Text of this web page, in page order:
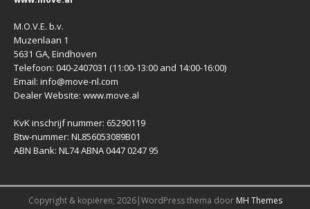
M.O.V.E. b.v.
Muzenlaan 1
5631 GA, Eindhoven
Telefoon: 040-2407031 (11:00-13:00 and 14:00-16:00)
Email: info@move-nl.com
Dealer Website: www.move.al
KvK inschrijf nummer: 65290119
Btw-nummer: NL856053089B01
ABN Bank: NL74 ABNA 0447 0247 95
Copyright & kopiëren; 2026|WordPress thema door MH Themes